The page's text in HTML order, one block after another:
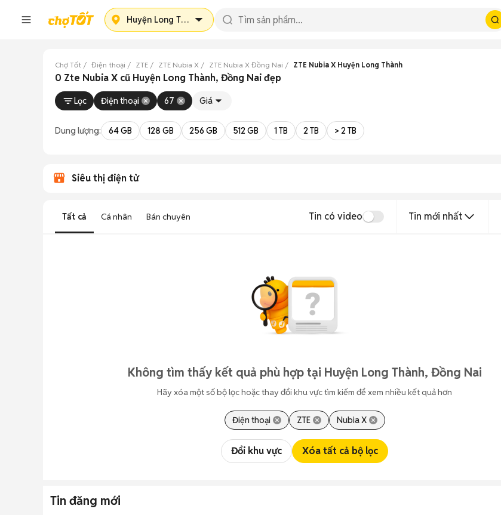
Huyện Long Thành
Chợ Tốt Điện thoại ZTE ZTE Nubia X ZTE Nubia X Đồng Nai ZTE Nubia X Huyện Long Thành
0 Zte Nubia X cũ Huyện Long Thành, Đồng Nai đẹp
Lọc Điện thoại 67 Giá
Dung lượng: 64 GB 128 GB 256 GB 512 GB 1 TB 2 TB > 2 TB
Siêu thị điện tử
Tất cả Cá nhân Bán chuyên Tin có video Tin mới nhất
Không tìm thấy kết quả phù hợp tại Huyện Long Thành, Đồng Nai
Hãy xóa một số bộ lọc hoặc thay đổi khu vực tìm kiếm để xem nhiều kết quả hơn
Điện thoại ZTE Nubia X
Đổi khu vực Xóa tất cả bộ lọc
Tin đăng mới